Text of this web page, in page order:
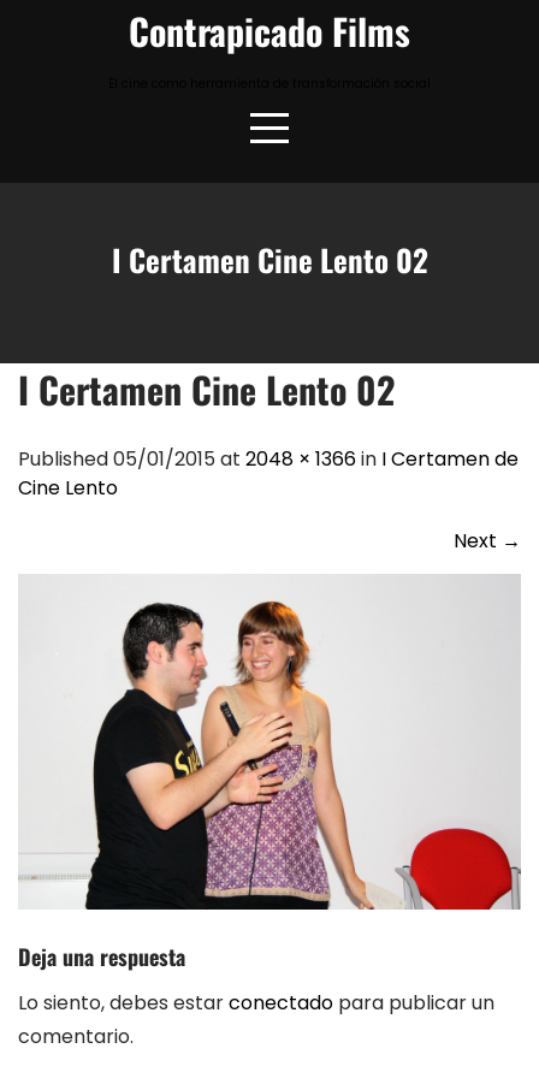
Contrapicado Films
I Certamen Cine Lento 02
I Certamen Cine Lento 02
Published 05/01/2015 at 2048 × 1366in I Certamen de
Cine Lento
Next →
Deja una respuesta
Lo siento, debes estarconectado para publicar un
comentario.